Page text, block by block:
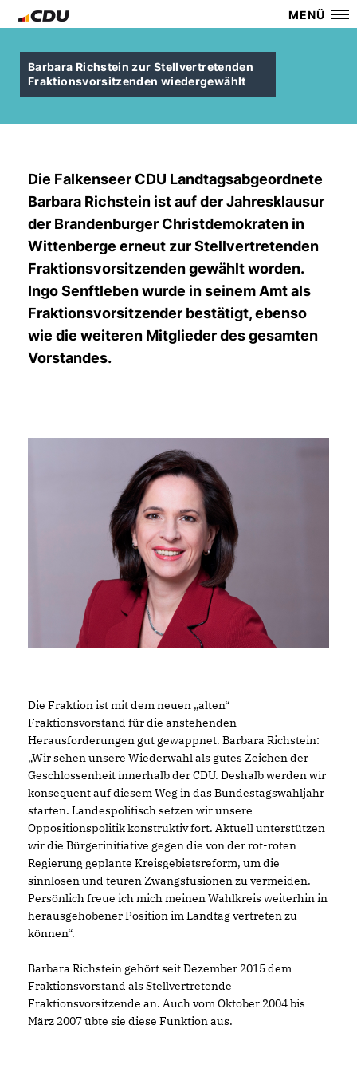
MENÜ
Barbara Richstein zur Stellvertretenden
Fraktionsvorsitzenden wiedergewählt
Die Falkenseer CDU Landtagsabgeordnete
Barbara Richstein ist auf der Jahresklausur
der Brandenburger Christdemokraten in
Wittenberge erneut zur Stellvertretenden
Fraktionsvorsitzenden gewählt worden.
Ingo Senftleben wurde in seinem Amt als
Fraktionsvorsitzender bestätigt, ebenso
wie die weiteren Mitglieder des gesamten
Vorstandes.
Die Fraktion ist mit dem neuen „alten“
Fraktionsvorstand für die anstehenden
Herausforderungen gut gewappnet. Barbara Richstein:
Wir sehen unsere Wiederwahl als gutes Zeichen der
Geschlossenheit innerhalb der CDU. Deshalb werden wir
konsequent auf diesem Weg in das Bundestagswahljahr
starten. Landespolitisch setzen wir unsere
Oppositionspolitik konstruktiv fort. Aktuell unterstützen
wir die Bürgerinitiative gegen die von der rot-roten
Regierung geplante Kreisgebietsreform, um die
sinnlosen und teuren Zwangsfusionen zu vermeiden.
Persönlich freue ich mich meinen Wahlkreis weiterhin in
herausgehobener Position im Landtag vertreten zu
können“.
Barbara Richstein gehört seit Dezember 2015 dem
Fraktionsvorstand als Stellvertretende
Fraktionsvorsitzende an. Auch vom Oktober 2004 bis
März 2007 übte sie diese Funktion aus.